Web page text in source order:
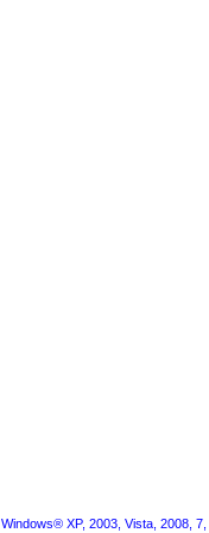
Windows® XP, 2003, Vista, 2008, 7,